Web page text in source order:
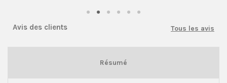
Avis des clients Tous les avis
Résumé